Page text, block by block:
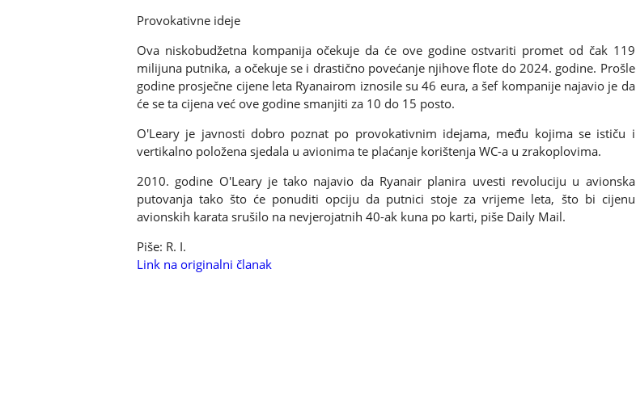
Provokativne ideje
Ova niskobudžetna kompanija očekuje da će ove godine ostvariti promet od čak 119
milijuna putnika, a očekuje se i drastično povećanje njihove flote do 2024. godine. Prošle
godine prosječne cijene leta Ryanairom iznosile su 46 eura, a šef kompanije najavio je da
će se ta cijena već ove godine smanjiti za 10 do 15 posto.
O'Leary je javnosti dobro poznat po provokativnim idejama, među kojima se ističu i
vertikalno položena sjedala u avionima te plaćanje korištenja WC-a u zrakoplovima.
2010. godine O'Leary je tako najavio da Ryanair planira uvesti revoluciju u avionska
putovanja tako što će ponuditi opciju da putnici stoje za vrijeme leta, što bi cijenu
avionskih karata srušilo na nevjerojatnih 40-ak kuna po karti, piše Daily Mail.
Piše: R. I.
Link na originalni članak